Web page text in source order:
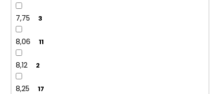
7,75 3
8,06 11
8,12 2
8,25 17